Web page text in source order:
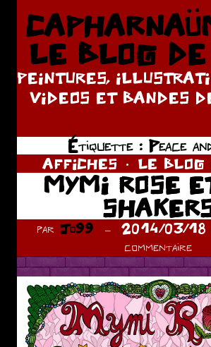
Aller
contenuLE BLOG
PEINTURES,
VIDEOS ET BANDES
Étiquette : Peace
AFFICHES LE BLOG
MYMI ROSE
par Jo99 2014/03/18
commentaire